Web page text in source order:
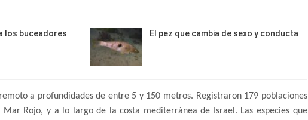
los buceadores El pez que cambia de sexo y conducta
a profundidades de entre 5 y 150 metros. Registraron 179 poblaciones
Rojo, y a lo largo de la costa mediterránea de Israel. Las especies que